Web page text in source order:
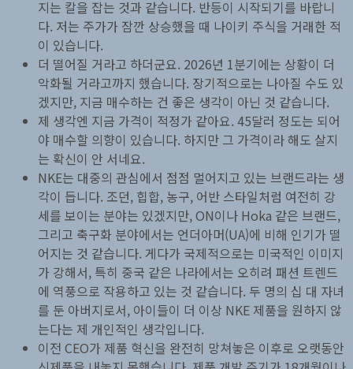
지는 칼을 잡는 것과 같습니다. 반등이 시작되기를 바랍니
다. 저는 주가가 잠깐 상승했을 때 나이키 주식을 거래한 적
이 있습니다.
더 떨어질 거라고 하더군요. 2026년 1분기에는 상황이 더
악화될 거라고까지 했습니다. 장기적으로는 나아질 수도 있
겠지만, 지금 매수하는 건 좋은 생각이 아닌 것 같습니다.
제 생각엔 지금 가격이 적정가 같아요. 45달러 정도는 되어
야 매수할 의향이 있습니다. 하지만 그 가격이라 해도 살지
는 확신이 안 서네요.
NKE는 대중의 관심에서 점점 멀어지고 있는 브랜드라는 생
각이 듭니다. 조던, 힙합, 농구, 어반 스타일처럼 여전히 강
세를 보이는 분야는 있겠지만, ON이나 Hoka 같은 브랜드,
그리고 축구화 분야에서는 언더아머(UA)에 비해 인기가 떨
어지는 것 같습니다. 게다가 국제적으로는 미국적인 이미지
가 강해서, 특히 중국 같은 나라에서는 오히려 패션 트렌드
에 역풍으로 작용하고 있는 것 같습니다. 두 명의 십 대 자녀
를 둔 아버지로서, 아이들이 더 이상 NKE 제품을 원하지 않
는다는 제 개인적인 생각입니다.
이전 CEO가 제품 혁신을 완전히 망쳐놓은 이후로 오랫동안